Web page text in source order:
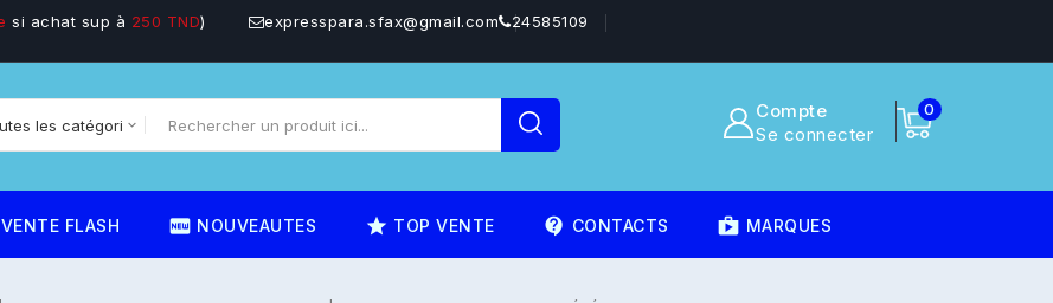
si achat sup à 250 TND)
expresspara.sfax@gmail.com 24585109
Compte
Se connecter
0
VENTE FLASH fiber_new NOUVEAUTES star_rate
TOP VENTE contact_support CONTACTS shoppingmode
MARQUES